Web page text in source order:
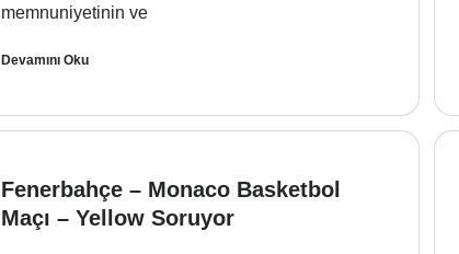
memnuniyetinin ve
Devamını Oku
Fenerbahçe – Monaco Basketbol
Maçı – Yellow Soruyor